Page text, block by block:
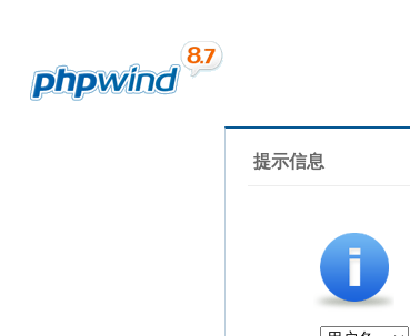
提示信息